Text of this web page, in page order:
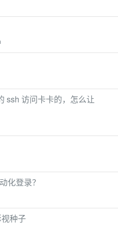
ssh 访问卡卡的，怎么让
化登录？
种子